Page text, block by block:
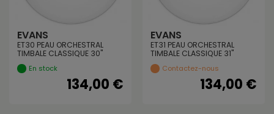
EVANS
ET30 PEAU ORCHESTRAL
TIMBALE CLASSIQUE 30"
En stock
134,00 €
EVANS
ET31 PEAU ORCHESTRAL
TIMBALE CLASSIQUE 31"
Contactez-nous
134,00 €